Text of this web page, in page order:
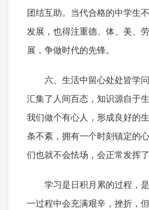
团结互助。当代合格的中学生
发展，也得注重德、体、美、
展，争做时代的先锋。
六、生活中留心处处皆学
汇集了人间百态，知识源自于
我们做个有心人，形成良好的
条不紊，拥有一个时刻镇定的
们也就不会怯场，会正常发挥了
学习是日积月累的过程，
一过程中会充满艰辛，挫折，